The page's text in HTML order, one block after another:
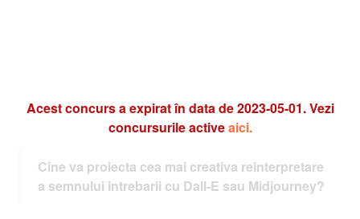
Acest concurs a expirat în data de 2023-05-01. Vezi
concursurile activeaici.
Cine va proiecta cea mai creativa reinterpretare
a semnului intrebarii cu Dall-E sau Midjourney?